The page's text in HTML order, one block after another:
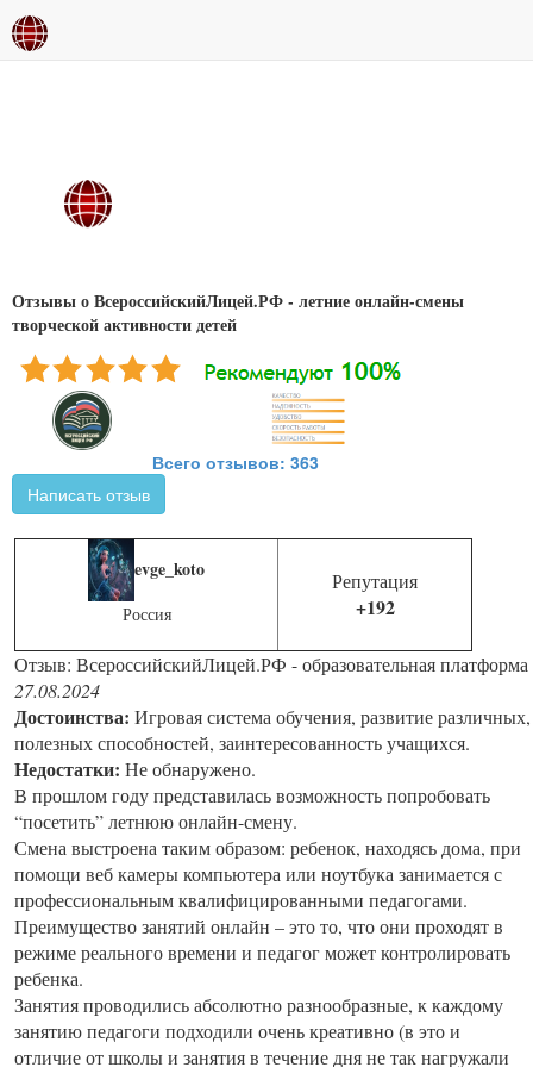
Отзывы о ВсероссийскийЛицей.РФ - летние онлайн-смены
творческой активности детей
Всего отзывов: 363
Написать отзыв
evge_koto
Россия
Репутация
+192
Отзыв: ВсероссийскийЛицей.РФ - образовательная платформа
27.08.2024
Достоинства: Игровая система обучения, развитие различных,
полезных способностей, заинтересованность учащихся.
Недостатки: Не обнаружено.
В прошлом году представилась возможность попробовать
“посетить” летнюю онлайн-смену.
Смена выстроена таким образом: ребенок, находясь дома, при
помощи веб камеры компьютера или ноутбука занимается с
профессиональным квалифицированными педагогами.
Преимущество занятий онлайн – это то, что они проходят в
режиме реального времени и педагог может контролировать
ребенка.
Занятия проводились абсолютно разнообразные, к каждому
занятию педагоги подходили очень креативно (в это и
отличие от школы и занятия в течение дня не так нагружали